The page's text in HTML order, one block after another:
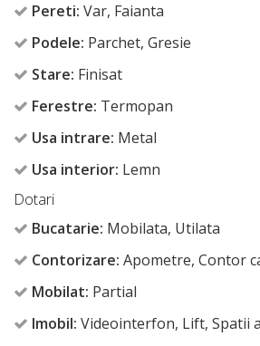
Pereti: Var, Faianta
Podele: Parchet, Gresie
Stare: Finisat
Ferestre: Termopan
Usa intrare: Metal
Usa interior: Lemn
Dotari
Bucatarie: Mobilata, Utilata
Contorizare: Apometre, Contor
Mobilat: Partial
Imobil: Videointerfon, Lift, Spatii